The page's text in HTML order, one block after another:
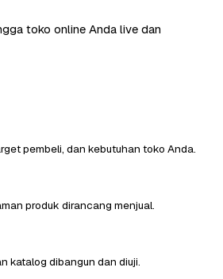
toko online Anda live dan
pembeli, dan kebutuhan toko Anda.
produk dirancang menjual.
katalog dibangun dan diuji.